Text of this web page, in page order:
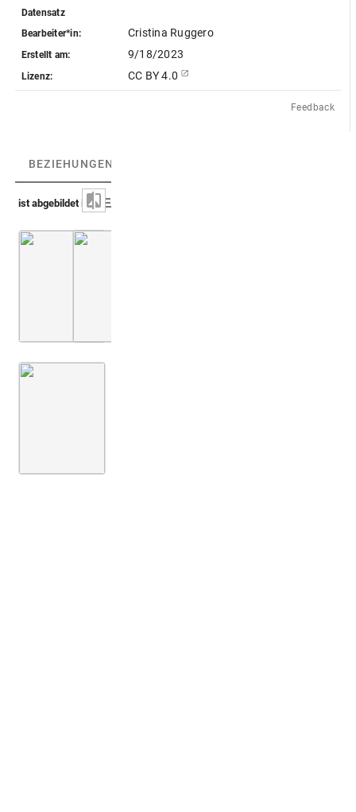
Datensatz
Bearbeiter*in:
Cristina Ruggero
Erstellt am: 9/18/2023
Lizenz: CC BY 4.0
Feedback
BEZIEHUNGEN
ist abgebildet in